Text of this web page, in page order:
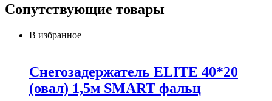
Сопутствующие товары
В избранное
Снегозадержатель ELITE 40*20
(овал) 1,5м SMART фальц